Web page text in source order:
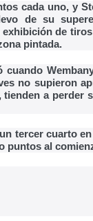
cada uno, y
de su
de
pintada.
no supieron
a perder
tercer cuarto
puntos al